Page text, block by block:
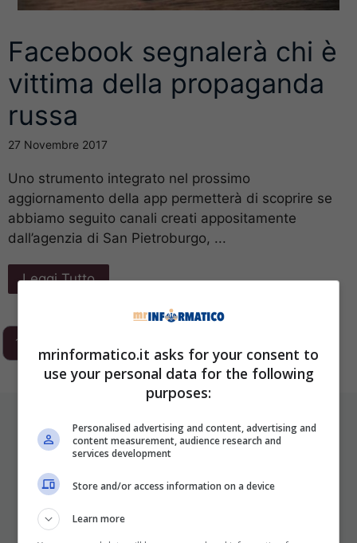
Facebook segnalerà chi è
vittima della propaganda
russa
27 Novembre 2017
Uno strumento integrato nel prossimo
aggiornamento della app permetterà di scoprire se
abbiamo seguito canali creati appositamente
dall’agenzia di San Pietroburgo, ...
Leggi Tutto
1
mrinformatico.it asks for your consent to
use your personal data for the following
purposes:
Personalised advertising and content, advertising and
content measurement, audience research and
services development
Store and/or access information on a device
Learn more